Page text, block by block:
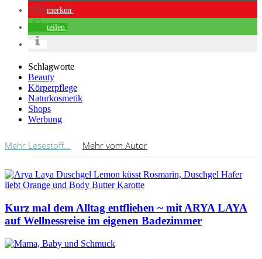
merken
teilen
Schlagworte
Beauty
Körperpflege
Naturkosmetik
Shops
Werbung
Mehr Lesestoff... Mehr vom Autor
Kurz mal dem Alltag entfliehen ~ mit ARYA LAYA
auf Wellnessreise im eigenen Badezimmer